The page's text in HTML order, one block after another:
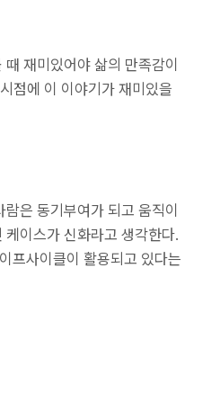
재미있어야 삶의 만족감이
점에 이 이야기가 재미있을
은 동기부여가 되고 움직이
이스가 신화라고 생각한다.
프사이클이 활용되고 있다는